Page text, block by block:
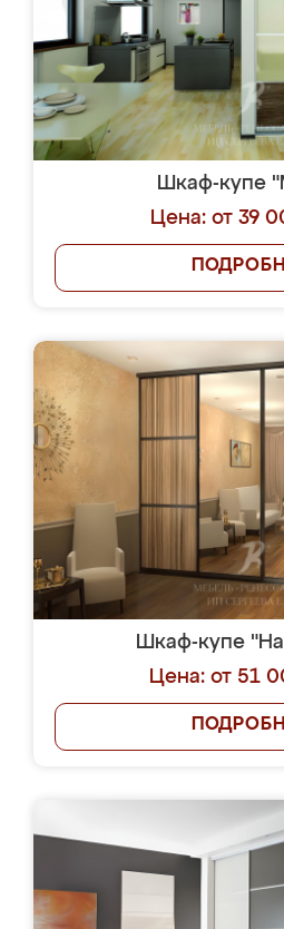
Шкаф-купе
Цена: от 39
Шкаф-купе
Цена: от 51